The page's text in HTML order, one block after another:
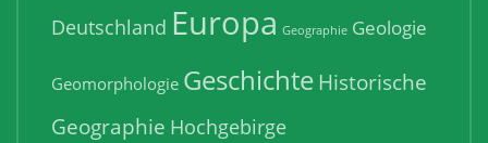
Deutschland Europa Geographie Geologie
Geomorphologie GeschichteHistorische
Geographie Hochgebirge